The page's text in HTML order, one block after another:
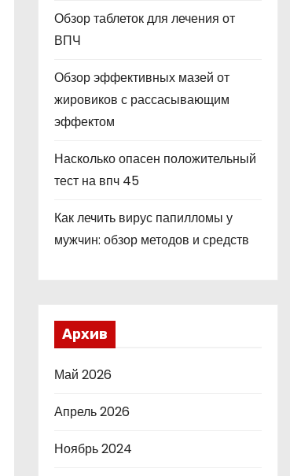
Обзор таблеток для лечения от
ВПЧ
Обзор эффективных мазей от
жировиков с рассасывающим
эффектом
Насколько опасен положительный
тест на впч 45
Как лечить вирус папилломы у
мужчин: обзор методов и средств
Архив
Май 2026
Апрель 2026
Ноябрь 2024